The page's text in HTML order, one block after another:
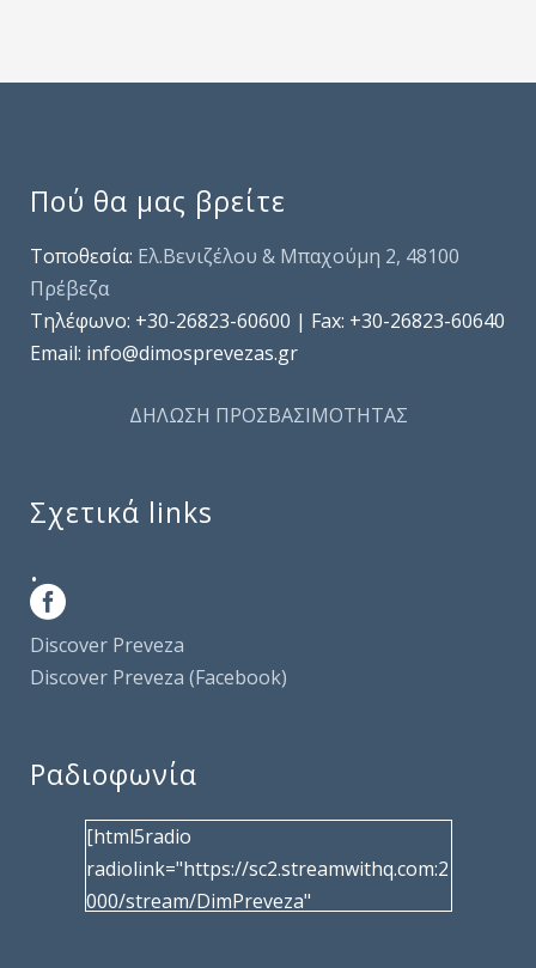
Πού θα μας βρείτε
Τοποθεσία: Ελ.Βενιζέλου & Μπαχούμη 2, 48100
Πρέβεζα
Τηλέφωνo: +30-26823-60600 | Fax: +30-26823-60640
Email: info@dimosprevezas.gr
ΔΗΛΩΣΗ ΠΡΟΣΒΑΣΙΜΟΤΗΤΑΣ
Σχετικά links
.
Discover Preveza
Discover Preveza (Facebook)
Ραδιοφωνία
[html5radio
radiolink="https://sc2.streamwithq.com:2
000/stream/DimPreveza"